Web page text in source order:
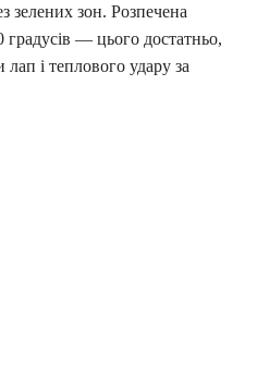
зелених зон. Розпечена
— цього достатньо,
і теплового удару за